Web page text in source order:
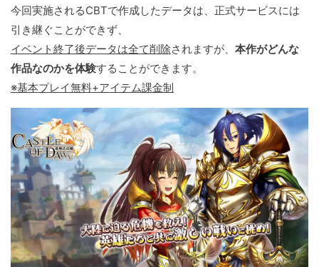
今回実施されるCBTで作成したデータは、正式サービスには
引き継ぐことができず、
イベント終了後データは全て削除されますが、 本作がどんな
作品なのかを体験することができます。
※基本プレイ無料+アイテム課金制